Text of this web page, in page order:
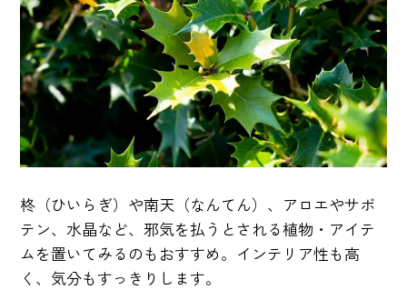
柊（ひいらぎ）や南天（なんてん）、アロエやサボ
テン、水晶など、邪気を払うとされる植物・アイテ
ムを置いてみるのもおすすめ。インテリア性も高
く、気分もすっきりします。